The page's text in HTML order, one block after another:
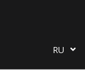
RU
EN